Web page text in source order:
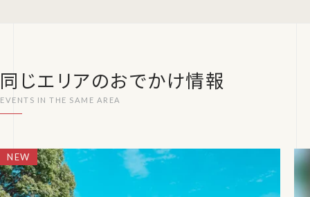
同じエリアのおでかけ情報